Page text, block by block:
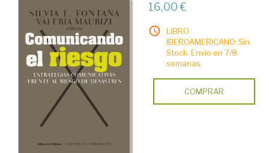
16,00 €
LIBRO
IBEROAMERICANO. Sin
Stock. Envío en 7/8
semanas.
COMPRAR